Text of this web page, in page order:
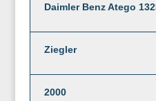
Daimler Benz Atego
Ziegler
2000